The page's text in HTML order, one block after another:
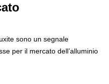
sono un segnale
per il mercato dell’alluminio